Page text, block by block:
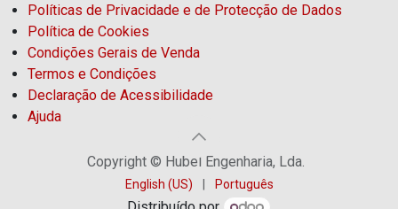
Políticas de Privacidade e de Protecção de Dados
Política de Cookies
Condições Gerais de Venda
Termos e Condições
Declaração de Acessibilidade
Ajuda
Copyright © Hubel Engenharia, Lda.
English (US) Português